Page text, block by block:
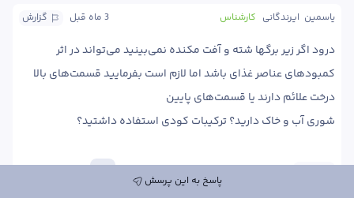
گزارش 3 ماه قبل کارشناس یاسمین  ایرندگانی
شوری آب و خاک دارید؟ ترکیبات کودی استفاده داشتید؟
پاسخ به این پرسش